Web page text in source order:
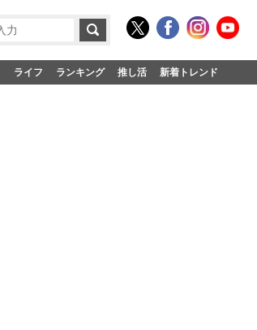
ライフ ランキング 推し活 新着トレンド